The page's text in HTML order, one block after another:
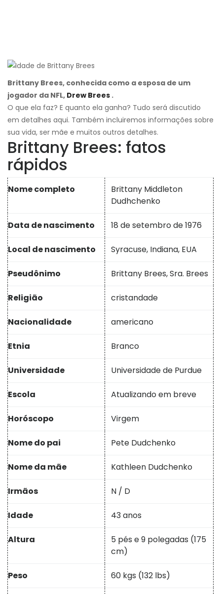
Brittany Brees, conhecida como a esposa de um
jogador da NFL, Drew Brees .
O que ela faz? E quanto ela ganha? Tudo será discutido
em detalhes aqui. Também incluiremos informações sobre
sua vida, ser mãe e muitos outros detalhes.
Brittany Brees: fatos
rápidos
Nome completo
Brittany Middleton
Dudhchenko
Data de nascimento 18 de setembro de 1976
Local de nascimento Syracuse, Indiana, EUA
Pseudônimo Brittany Brees, Sra. Brees
Religião cristandade
Nacionalidade americano
Etnia Branco
Universidade Universidade de Purdue
Escola Atualizando em breve
Horóscopo Virgem
Nome do pai Pete Dudchenko
Nome da mãe Kathleen Dudchenko
Irmãos N / D
Idade 43 anos
Altura
5 pés e 9 polegadas (175
cm)
Peso 60 kgs (132 lbs)